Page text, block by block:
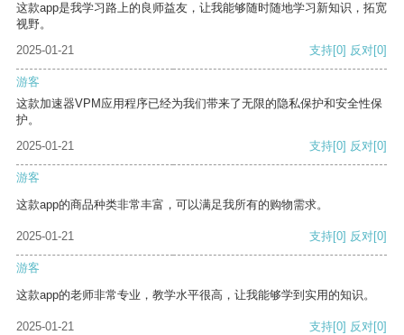
这款app是我学习路上的良师益友，让我能够随时随地学习新知识，拓宽
视野。
2025-01-21
支持[0] 反对[0]
游客
这款加速器VPM应用程序已经为我们带来了无限的隐私保护和安全性保
护。
2025-01-21
支持[0] 反对[0]
游客
这款app的商品种类非常丰富，可以满足我所有的购物需求。
2025-01-21 支持[0] 反对[0]
游客
这款app的老师非常专业，教学水平很高，让我能够学到实用的知识。
2025-01-21 支持[0] 反对[0]